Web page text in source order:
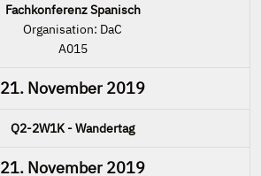
Fachkonferenz Spanisch
Organisation: DaC
A015
21. November 2019
Q2-2W1K - Wandertag
21. November 2019